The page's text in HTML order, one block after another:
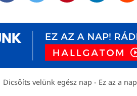
Dicsőíts velünk egész nap - Ez az a